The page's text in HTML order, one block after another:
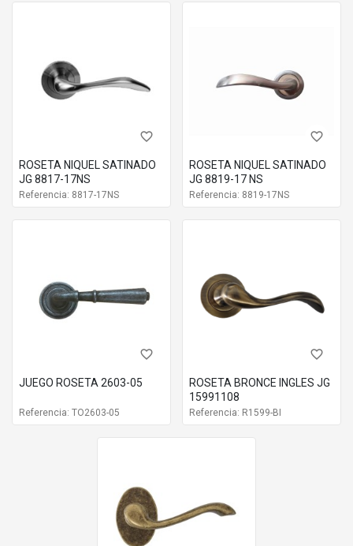
favorite_border
ROSETA NIQUEL SATINADO
JG 8817-17NS
Referencia: 8817-17NS
favorite_border
ROSETA NIQUEL SATINADO
JG 8819-17 NS
Referencia: 8819-17NS
favorite_border
JUEGO ROSETA 2603-05
Referencia: TO2603-05
favorite_border
ROSETA BRONCE INGLES JG
15991108
Referencia: R1599-BI